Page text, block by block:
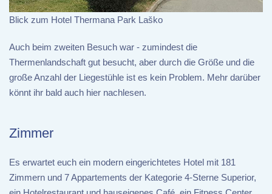
Blick zum Hotel Thermana Park Laško
Auch beim zweiten Besuch war - zumindest die
Thermenlandschaft gut besucht, aber durch die Größe und die
große Anzahl der Liegestühle ist es kein Problem. Mehr darüber
könnt ihr bald auch hier nachlesen.
Zimmer
Es erwartet euch ein modern eingerichtetes Hotel mit 181
Zimmern und 7 Appartements der Kategorie 4-Sterne Superior,